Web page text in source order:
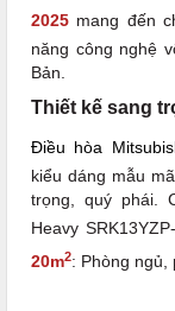
2025 mang đến
năng công nghệ
Bản.
Thiết kế sang
Điều hòa
kiểu dáng mẫu
trọng, quý phái.
Heavy
20m2: Phòng ngủ,